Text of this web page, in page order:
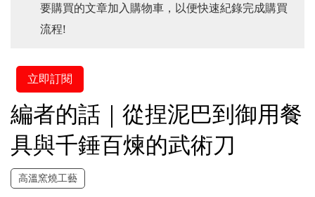
要購買的文章加入購物車，以便快速紀錄完成購買
流程!
立即訂閱
編者的話｜從捏泥巴到御用餐
具與千錘百煉的武術刀
高溫窯燒工藝